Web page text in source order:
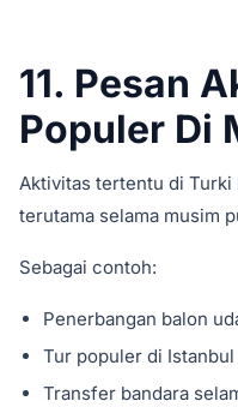
11. Pesan
Populer Di
Aktivitas tertentu di Turki
terutama selama musim
Sebagai contoh:
Penerbangan balon
Tur populer di Istanbul
Transfer bandara